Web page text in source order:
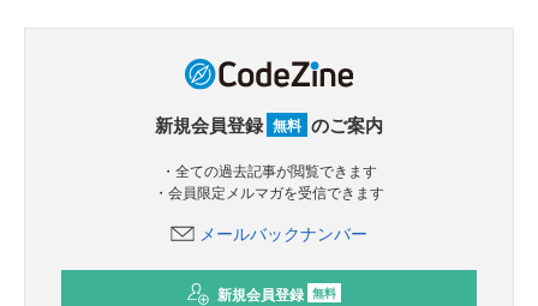
新規会員登録 無料 のご案内
・全ての過去記事が閲覧できます
・会員限定メルマガを受信できます
メールバックナンバー
新規会員登録 無料